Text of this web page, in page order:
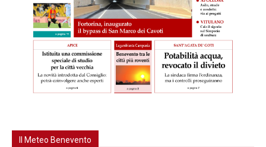
Il Meteo Benevento